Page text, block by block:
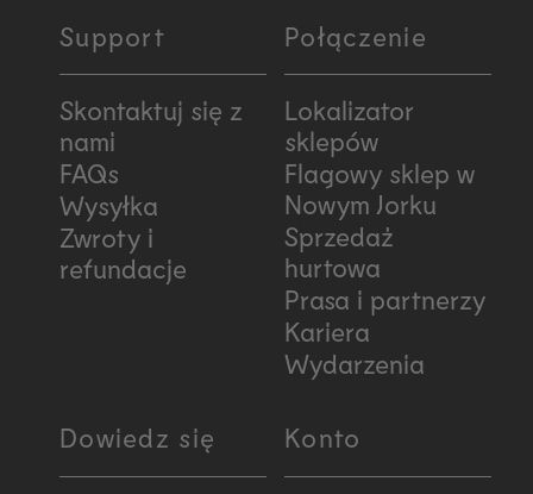
Support
Skontaktuj się z
nami
FAQs
Wysyłka
Zwroty i
refundacje
Połączenie
Lokalizator
sklepów
Flagowy sklep w
Nowym Jorku
Sprzedaż
hurtowa
Prasa i partnerzy
Kariera
Wydarzenia
Dowiedz się Konto